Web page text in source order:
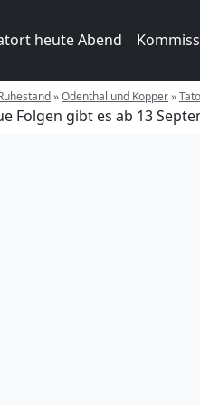
heute Abend
»Odenthal und Kopper»
Folgen gibt es ab 13